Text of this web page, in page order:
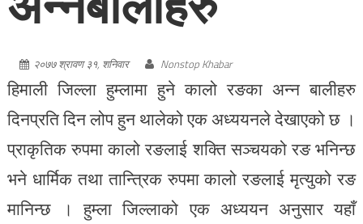
२०७७ श्रावण ३१, शनिवार Nonstop Khabar
हिमाली जिल्ला हुम्लामा हुने कालो रङका अन्न बालीहरु
दिनप्रति दिन लोप हुन थालेको एक अध्ययनले देखाएको छ ।
प्राकृतिक रुपमा कालो रङलाई शक्ति सञ्चयको रङ भनिन्छ
भने धार्मिक तथा तान्त्रिक रुपमा कालो रङलाई मृत्युको रङ
मानिन्छ । हुम्ला जिल्लाको एक अध्ययन अनुसार यहाँ